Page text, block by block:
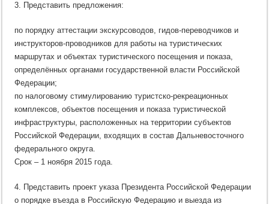
3. Представить предложения:
по порядку аттестации экскурсоводов, гидов-переводчиков и
инструкторов-проводников для работы на туристических
маршрутах и объектах туристического посещения и показа,
определённых органами государственной власти Российской
Федерации;
по налоговому стимулированию туристско-рекреационных
комплексов, объектов посещения и показа туристической
инфраструктуры, расположенных на территории субъектов
Российской Федерации, входящих в состав Дальневосточного
федерального округа.
Срок – 1 ноября 2015 года.
4. Представить проект указа Президента Российской Федерации
о порядке въезда в Российскую Федерацию и выезда из